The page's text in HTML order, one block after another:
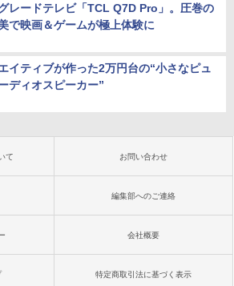
レードテレビ「TCL Q7D Pro」。圧巻の
で映画＆ゲームが極上体験に
イティブが作った2万円台の“小さなピュ
ディオスピーカー”
て お問い合わせ
編集部へのご連絡
会社概要
特定商取引法に基づく表示